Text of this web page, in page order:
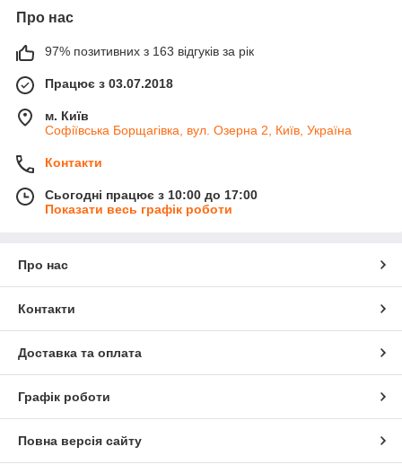
Про нас
97% позитивних з 163 відгуків за рік
Працює з 03.07.2018
м. Київ
Софіївська Борщагівка, вул. Озерна 2, Київ, Україна
Контакти
Сьогодні працює з 10:00 до 17:00
Показати весь графік роботи
Про нас
Контакти
Доставка та оплата
Графік роботи
Повна версія сайту